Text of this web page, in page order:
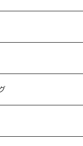
HOLLYWOOD